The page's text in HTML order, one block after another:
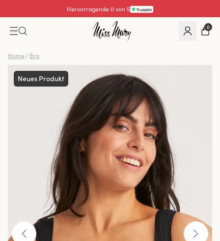
Hervorragende 4.3 von 5
0
Home / Bra
Neues Produkt